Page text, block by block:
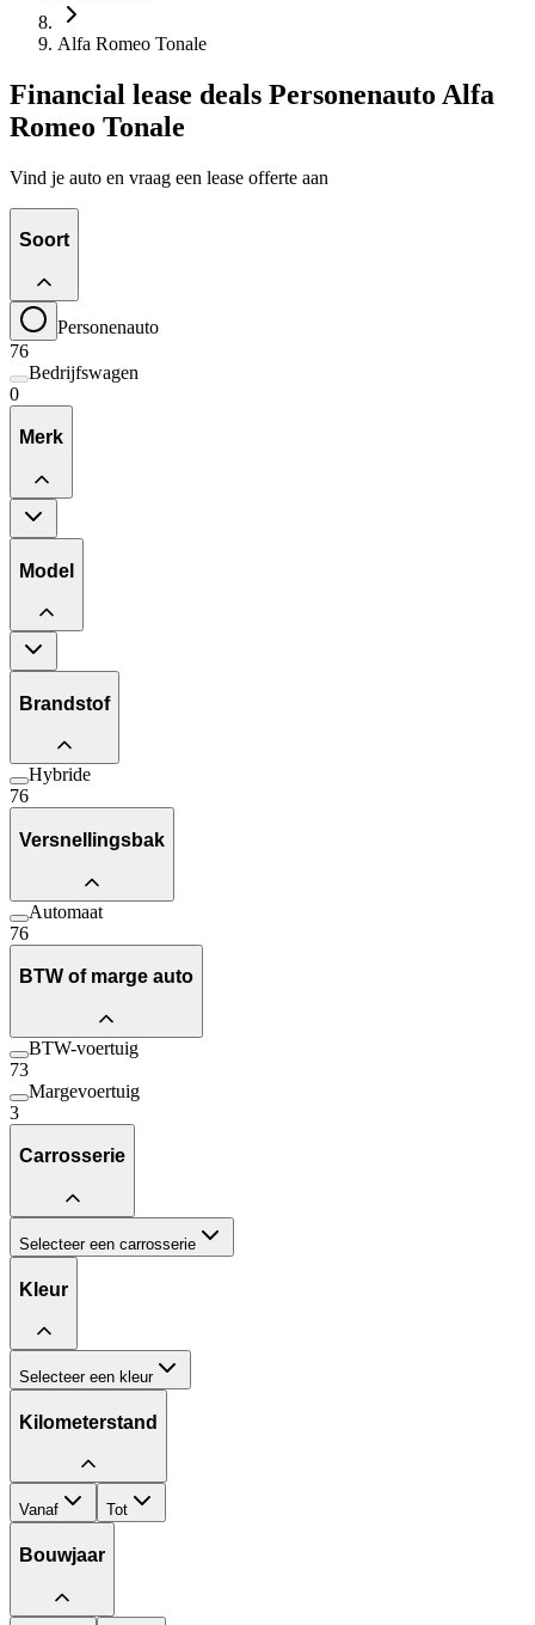
Alfa Romeo Tonale
Financial lease deals Personenauto Alfa
Romeo Tonale
Vind je auto en vraag een lease offerte aan
Soort
Personenauto
76
Bedrijfswagen
0
Merk
Model
Brandstof
Hybride
76
Versnellingsbak
Automaat
76
BTW of marge auto
BTW-voertuig
73
Margevoertuig
3
Carrosserie
Selecteer een carrosserie
Kleur
Selecteer een kleur
Kilometerstand
Vanaf Tot
Bouwjaar